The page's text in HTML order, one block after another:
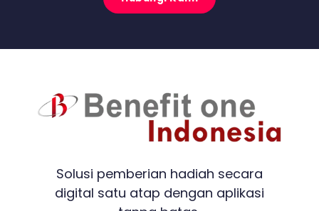
Solusi pemberian hadiah secara
digital satu atap dengan aplikasi